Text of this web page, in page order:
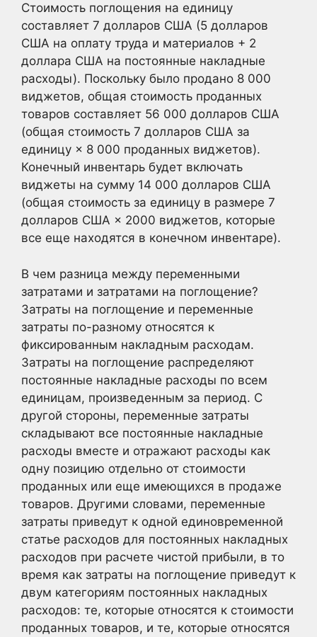
Стоимость поглощения на единицу
составляет 7 долларов США (5 долларов
США на оплату труда и материалов + 2
доллара США на постоянные накладные
расходы). Поскольку было продано 8 000
виджетов, общая стоимость проданных
товаров составляет 56 000 долларов США
(общая стоимость 7 долларов США за
единицу × 8 000 проданных виджетов).
Конечный инвентарь будет включать
виджеты на сумму 14 000 долларов США
(общая стоимость за единицу в размере 7
долларов США × 2000 виджетов, которые
все еще находятся в конечном инвентаре).
В чем разница между переменными
затратами и затратами на поглощение?
Затраты на поглощение и переменные
затраты по-разному относятся к
фиксированным накладным расходам.
Затраты на поглощение распределяют
постоянные накладные расходы по всем
единицам, произведенным за период. С
другой стороны, переменные затраты
складывают все постоянные накладные
расходы вместе и отражают расходы как
одну позицию отдельно от стоимости
проданных или еще имеющихся в продаже
товаров. Другими словами, переменные
затраты приведут к одной единовременной
статье расходов для постоянных накладных
расходов при расчете чистой прибыли, в то
время как затраты на поглощение приведут к
двум категориям постоянных накладных
расходов: те, которые относятся к стоимости
проданных товаров, и те, которые относятся